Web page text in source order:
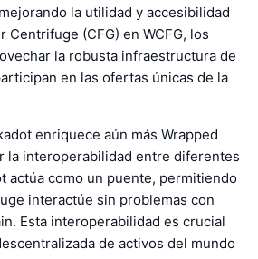
la utilidad y accesibilidad
Centrifuge (CFG) en WCFG, los
la robusta infraestructura de
en las ofertas únicas de la
enriquece aún más Wrapped
la interoperabilidad entre diferentes
actúa como un puente, permitiendo
interactúe sin problemas con
Esta interoperabilidad es crucial
de activos del mundo